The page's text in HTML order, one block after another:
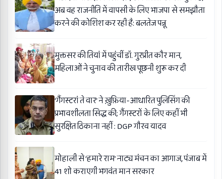
अब वह राजनीति में वापसी के लिए भाजपा से समझौता
करने की कोशिश कर रही है: बलतेज पन्नू
मुक्तसर की तियां में पहुंचीं डॉ. गुरप्रीत कौर मान,
महिलाओं ने चुनाव की तारीख पूछनी शुरू कर दी
‘गैंगस्टरां ते वार’ ने ख़ुफ़िया-आधारित पुलिसिंग की
प्रभावशीलता सिद्ध की; गैंगस्टरों के लिए कहीं भी
सुरक्षित ठिकाना नहीं : DGP गौरव यादव
मोहाली से ‘हमारे राम’ नाट्य मंचन का आगाज, पंजाब में
41 शो कराएगी भगवंत मान सरकार